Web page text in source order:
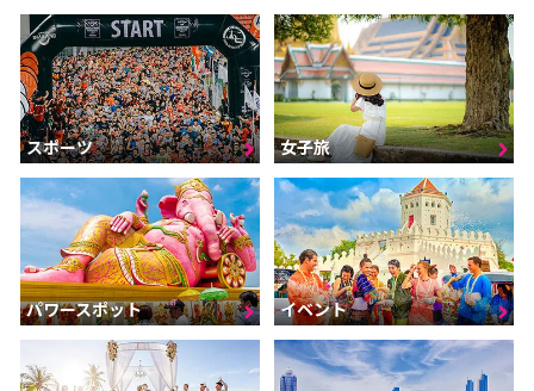
スポーツ 女子旅
パワースポット イベント